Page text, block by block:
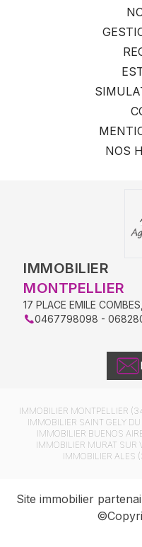
NOS
IMMOBILIER
MONTPELLIER
17 PLACE EMILE COMBES
0467798098 -
IMMOBILIER MONTPELLIER
IMMOBILIER SAINT GELY
IMMOBILIER BUENOS
IMMOBILIER MURAT SUR
IMMOBILIER ALES
Site immobilier